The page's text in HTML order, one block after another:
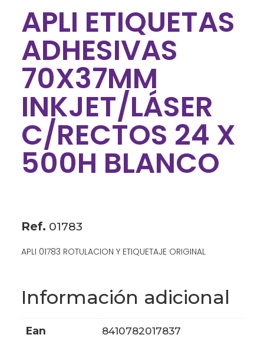
APLI ETIQUETAS
ADHESIVAS
70X37MM
INKJET/LÁSER
C/RECTOS 24 X
500H BLANCO
Ref. 01783
APLI 01783 ROTULACION Y ETIQUETAJE ORIGINAL
Información adicional
ean
8410782017837